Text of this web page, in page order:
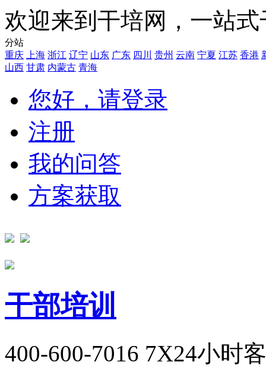
欢迎来到干培网，一站
分站
重庆
上海 浙江 辽宁 山东 广东 四川 贵州 云南 宁夏 江苏 香港
山西 甘肃 内蒙古 青海
您好，请登录
注册
我的问答
方案获取
干部培训
400-600-7016 7X24小时